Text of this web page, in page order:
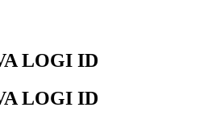
LOGI ID
LOGI ID